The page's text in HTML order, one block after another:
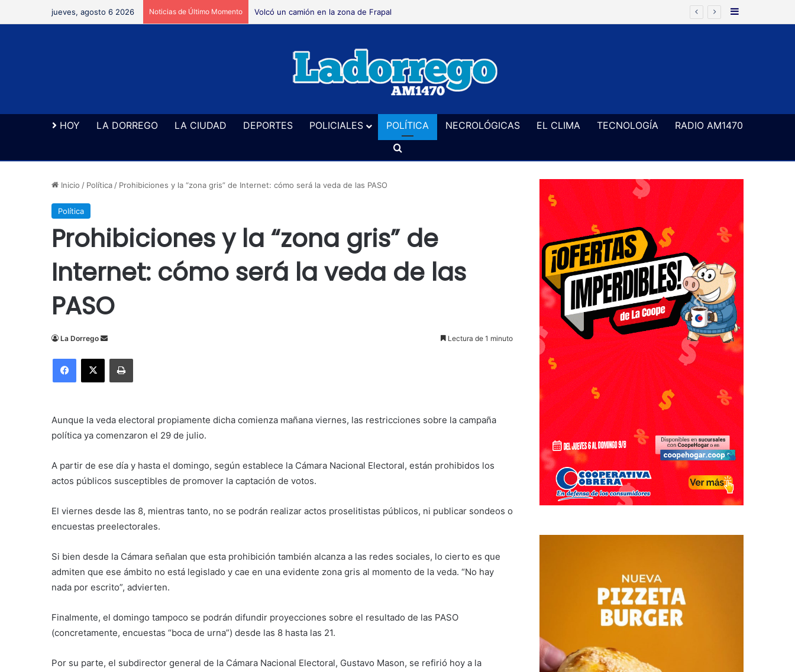
jueves, agosto 6 2026 Noticias de Último Momento Volcó un camión en la zona de Frapal Barra Lateral
HOY LA DORREGO LA CIUDAD DEPORTES POLICIALES POLÍTICA NECROLÓGICAS EL CLIMA TECNOLOGÍA
RADIO AM1470
Buscar
Inicio / Política / Prohibiciones y la “zona gris” de Internet: cómo será la veda de las PASO
Política
Prohibiciones y la “zona gris” de
Internet: cómo será la veda de las
PASO
La Dorrego
Send
email
Lectura de 1 minuto
Facebook
X Imprimir
Aunque la veda electoral propiamente dicha comienza mañana viernes, las restricciones sobre la campaña
política ya comenzaron el 29 de julio.
A partir de ese día y hasta el domingo, según establece la Cámara Nacional Electoral, están prohibidos los
actos públicos susceptibles de promover la captación de votos.
El viernes desde las 8, mientras tanto, no se podrán realizar actos proselitistas públicos, ni publicar sondeos o
encuestas preelectorales.
Si bien desde la Cámara señalan que esta prohibición también alcanza a las redes sociales, lo cierto es que
admiten que ese ámbito no está legislado y cae en una evidente zona gris al momento de la veda. “No hay
nada por escrito”, advierten.
Finalmente, el domingo tampoco se podrán difundir proyecciones sobre el resultado de las PASO
(concretamente, encuestas “boca de urna”) desde las 8 hasta las 21.
Por su parte, el subdirector general de la Cámara Nacional Electoral, Gustavo Mason, se refirió hoy a la